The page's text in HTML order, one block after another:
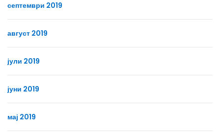
септември 2019
август 2019
јули 2019
јуни 2019
мај 2019